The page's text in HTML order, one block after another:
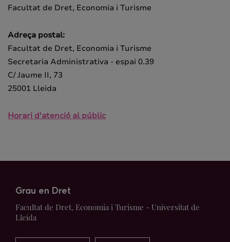
Facultat de Dret, Economia i Turisme
Adreça postal:
Facultat de Dret, Economia i Turisme
Secretaria Administrativa - espai 0.39
C/ Jaume II, 73
25001 Lleida
Horari d'atenció al públic
Grau en Dret
Facultat de Dret, Economia i Turisme - Universitat de
Lleida